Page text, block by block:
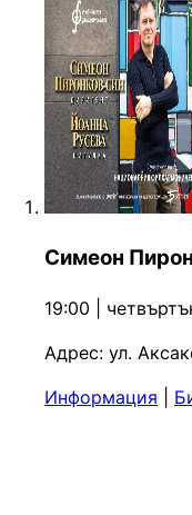
Симеон
19:00 |
Адрес: ул.
Информация